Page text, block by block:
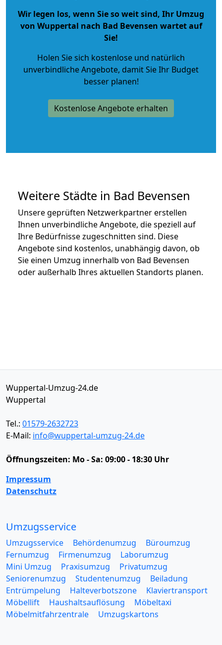
Wir legen los, wenn Sie so weit sind, Ihr Umzug
von Wuppertal nach Bad Bevensen wartet auf
Sie!
Holen Sie sich kostenlose und natürlich
unverbindliche Angebote, damit Sie Ihr Budget
besser planen!
Kostenlose Angebote erhalten
Weitere Städte in Bad Bevensen
Unsere geprüften Netzwerkpartner erstellen
Ihnen unverbindliche Angebote, die speziell auf
Ihre Bedürfnisse zugeschnitten sind. Diese
Angebote sind kostenlos, unabhängig davon, ob
Sie einen Umzug innerhalb von Bad Bevensen
oder außerhalb Ihres aktuellen Standorts planen.
Wuppertal-Umzug-24.de
Wuppertal
Tel.: 01579-2632723
E-Mail: info@wuppertal-umzug-24.de
Öffnungszeiten: Mo - Sa: 09:00 - 18:30 Uhr
Impressum
Datenschutz
Umzugsservice
Umzugsservice Behördenumzug
Büroumzug
Fernumzug
Firmenumzug
Laborumzug
Mini Umzug
Praxisumzug
Privatumzug
Seniorenumzug
Studentenumzug
Beiladung
Entrümpelung
Halteverbotszone
Klaviertransport
Möbellift
Haushaltsauflösung
Möbeltaxi
Möbelmitfahrzentrale
Umzugskartons